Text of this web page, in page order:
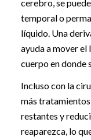
cerebro, se
temporal o
líquido. Una
ayuda a mover
cuerpo en donde
Incluso con la
más
restantes y
reaparezca, lo